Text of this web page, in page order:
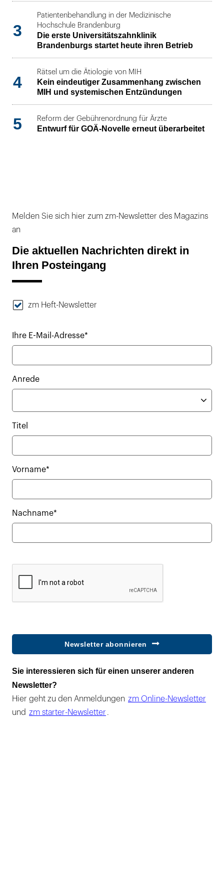
3
Patientenbehandlung in der Medizinische
Hochschule Brandenburg
Die erste Universitätszahnklinik
Brandenburgs startet heute ihren Betrieb
4
Rätsel um die Ätiologie von MIH
Kein eindeutiger Zusammenhang zwischen
MIH und systemischen Entzündungen
5 Reform der Gebührenordnung für Ärzte
Entwurf für GOÄ-Novelle erneut überarbeitet
Melden Sie sich hier zum zm-Newsletter des Magazins
an
Die aktuellen Nachrichten direkt in
Ihren Posteingang
zm Heft-Newsletter
Ihre E-Mail-Adresse*
Anrede
Titel
Vorname*
Nachname*
Newsletter abonnieren
Sie interessieren sich für einen unserer anderen
Newsletter?
Hier geht zu den Anmeldungen zm Online-Newsletter
und zm starter-Newsletter .